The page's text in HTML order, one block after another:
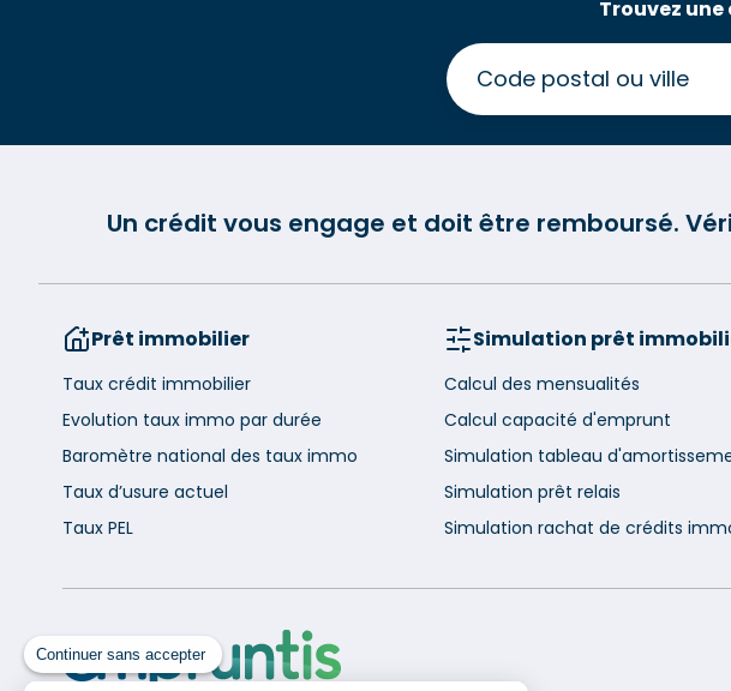
Continuer sans accepter
Trouvez
Un crédit vous engage et doit être remboursé.
Prêt immobilier
Taux crédit immobilier
Evolution taux immo par durée
Baromètre national des taux immo
Taux d’usure actuel
Taux PEL
Simulation prêt
Calcul des mensualités
Calcul capacité d'emprunt
Simulation tableau
Simulation prêt relais
Simulation rachat de crédits